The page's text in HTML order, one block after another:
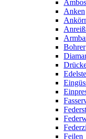
Anken
Bohrer
Feilen